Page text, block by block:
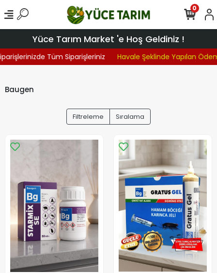
Yüce Tarım Market 'e Hoş Geldiniz !
Tüm Siparişleriniz Havale Şeklinde Yapılan
0
Baugen
Filtreleme Sıralama